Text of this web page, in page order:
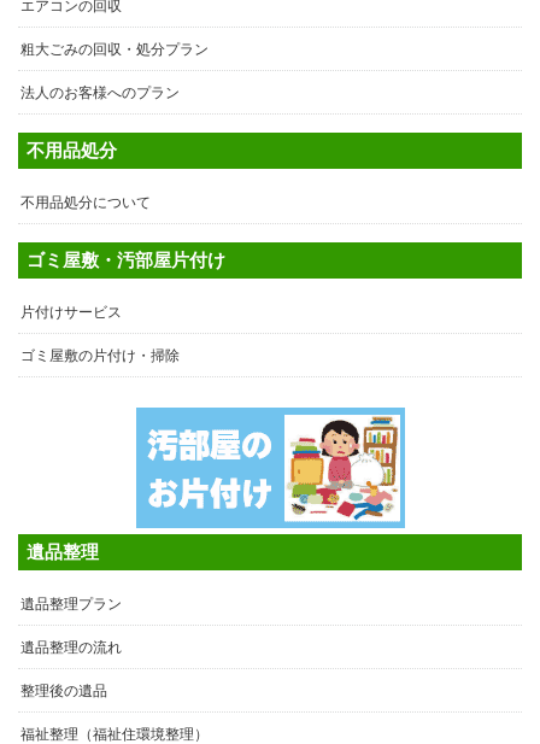
エアコンの回収
粗大ごみの回収・処分プラン
法人のお客様へのプラン
不用品処分
不用品処分について
ゴミ屋敷・汚部屋片付け
片付けサービス
ゴミ屋敷の片付け・掃除
遺品整理
遺品整理プラン
遺品整理の流れ
整理後の遺品
福祉整理（福祉住環境整理）